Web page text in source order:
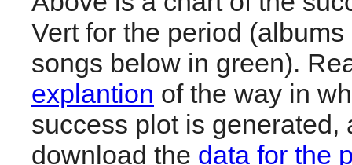
Vert for the period
songs below in green).
explantion of the way in
success plot is generated,
download the data for the